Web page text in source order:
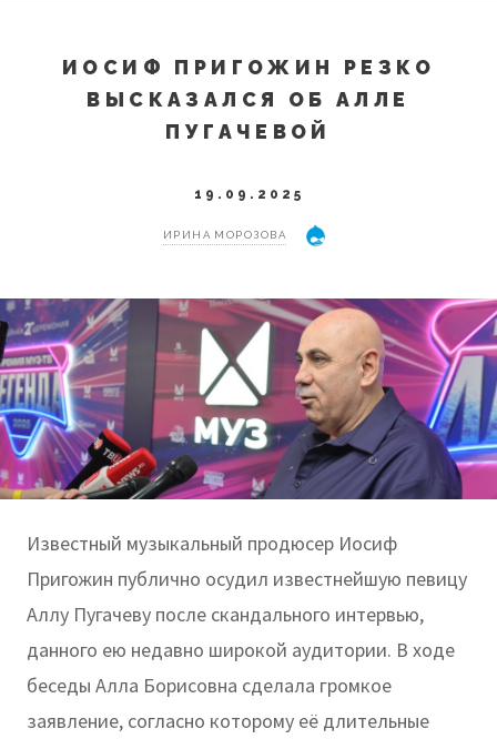
ИОСИФ ПРИГОЖИН РЕЗКО
ВЫСКАЗАЛСЯ ОБ АЛЛЕ
ПУГАЧЕВОЙ
19.09.2025
ИРИНА МОРОЗОВА
Известный музыкальный продюсер Иосиф
Пригожин публично осудил известнейшую певицу
Аллу Пугачеву после скандального интервью,
данного ею недавно широкой аудитории. В ходе
беседы Алла Борисовна сделала громкое
заявление, согласно которому её длительные